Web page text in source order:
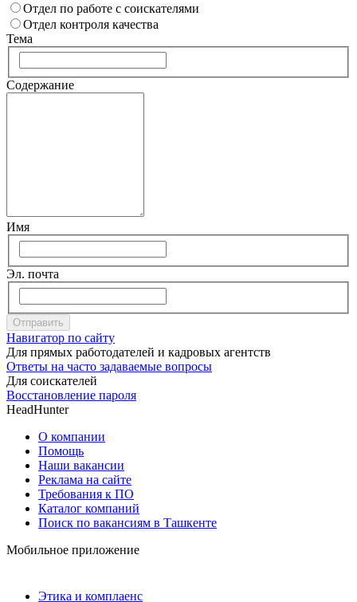
Отдел по работе с соискателями
Отдел контроля качества
Тема
Содержание
Имя
Эл. почта
Отправить
Навигатор по сайту
Для прямых работодателей и кадровых агентств
Ответы на часто задаваемые вопросы
Для соискателей
Восстановление пароля
HeadHunter
О компании
Помощь
Наши вакансии
Реклама на сайте
Требования к ПО
Каталог компаний
Поиск по вакансиям в Ташкенте
Мобильное приложение
Этика и комплаенс